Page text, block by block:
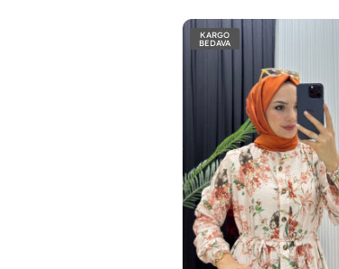
KARGO
BEDAVA